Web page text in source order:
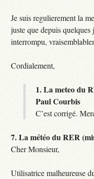
Je suis regulierement la
juste que depuis
interrompu,
Cordialement,
1.La meteo du
Paul Courbis
C’est corrigé.
7.La météo du RER
Cher Monsieur,
Utilisatrice malheureuse